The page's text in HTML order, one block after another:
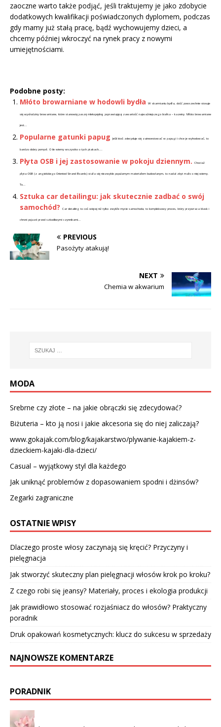
zaoczne warto także podjąć, jeśli traktujemy je jako zdobycie
dodatkowych kwalifikacji poświadczonych dyplomem, podczas
gdy mamy już stałą pracę, bądź wychowujemy dzieci, a
chcemy później wkroczyć na rynek pracy z nowymi
umiejętnościami.
Podobne posty:
Młóto browarniane w hodowli bydła
W skarmianiu bydła, dość powszechnie stosuje
się wysłodziny browarniane, które stanowią paszę mlekopędną, poprawiającą zawartość najważniejszego białka – kazeiny. Młóto browarniane
jest...
Popularne gatunki papug Jeśli ktoś zdecyduje się zainwestować w papugi i chce je wyhodować, to
bardzo dobry pomysł. O ile wiemy wszystko o tych ptakach....
Płyta OSB i jej zastosowanie w pokoju dziennym. Chociaż
płyta OSB (z angielskiego Oriented Strand Boards) stała się niezwykle popularnym materiałem budowlanym, to nadal zbyt mało o niej wiemy.
To...
Sztuka car detailingu: jak skutecznie zadbać o swój
samochód?
Car detailing to coś więcej niż tylko zwykłe mycie samochodu; to kompleksowy proces, który przywraca blask i
chroni pojazd przed szkodliwymi czynnikami...
PREVIOUS
Pasożyty atakują!
NEXT
Chemia w akwarium
MODA
Srebrne czy złote – na jakie obrączki się zdecydować?
Biżuteria – kto ją nosi i jakie akcesoria się do niej zaliczają?
www.gokajak.com/blog/kajakarstwo/plywanie-kajakiem-z-
dzieckiem-kajaki-dla-dzieci/
Casual – wyjątkowy styl dla każdego
Jak uniknąć problemów z dopasowaniem spodni i dżinsów?
Zegarki zagraniczne
OSTATNIE WPISY
Dlaczego proste włosy zaczynają się kręcić? Przyczyny i
pielęgnacja
Jak stworzyć skuteczny plan pielęgnacji włosów krok po kroku?
Z czego robi się jeansy? Materiały, proces i ekologia produkcji
Jak prawidłowo stosować rozjaśniacz do włosów? Praktyczny
poradnik
Druk opakowań kosmetycznych: klucz do sukcesu w sprzedaży
NAJNOWSZE KOMENTARZE
PORADNIK